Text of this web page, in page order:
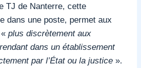
TJ de Nanterre, cette
dans une poste, permet aux
plus discrètement aux
dans un établissement
par l’État ou la justice ».